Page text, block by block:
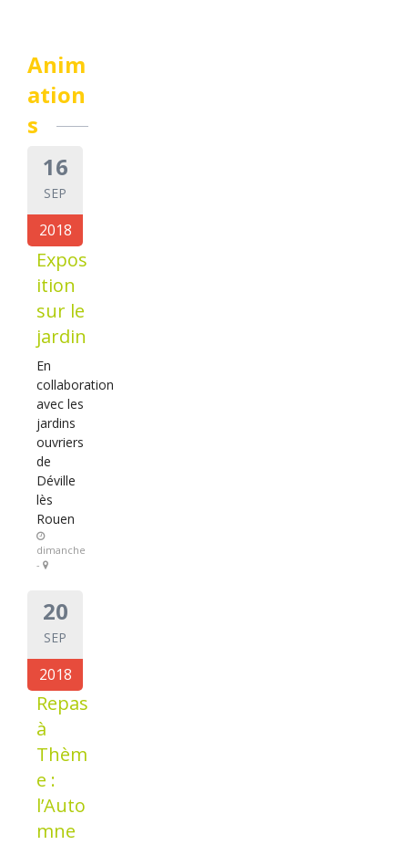
Anim
ation
s
16
SEP
2018
Expos
ition
sur le
jardin
En
collaboration
avec les
jardins
ouvriers
de
Déville
lès
Rouen
dimanche
-
20
SEP
2018
Repas
à
Thèm
e :
l’Auto
mne